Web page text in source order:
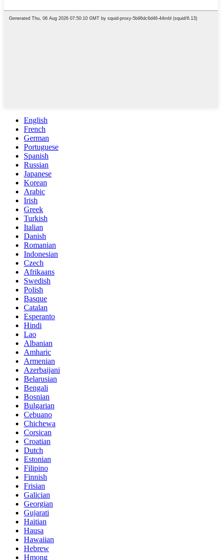
English
French
German
Portuguese
Spanish
Russian
Japanese
Korean
Arabic
Irish
Greek
Turkish
Italian
Danish
Romanian
Indonesian
Czech
Afrikaans
Swedish
Polish
Basque
Catalan
Esperanto
Hindi
Lao
Albanian
Amharic
Armenian
Azerbaijani
Belarusian
Bengali
Bosnian
Bulgarian
Cebuano
Chichewa
Corsican
Croatian
Dutch
Estonian
Filipino
Finnish
Frisian
Galician
Georgian
Gujarati
Haitian
Hausa
Hawaiian
Hebrew
Hmong